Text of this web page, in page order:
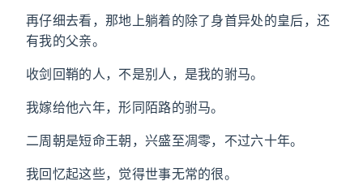
再仔细去看，那地上躺着的除了身首异处的皇后，还
有我的父亲。
收剑回鞘的人，不是别人，是我的驸马。
我嫁给他六年，形同陌路的驸马。
二周朝是短命王朝，兴盛至凋零，不过六十年。
我回忆起这些，觉得世事无常的很。